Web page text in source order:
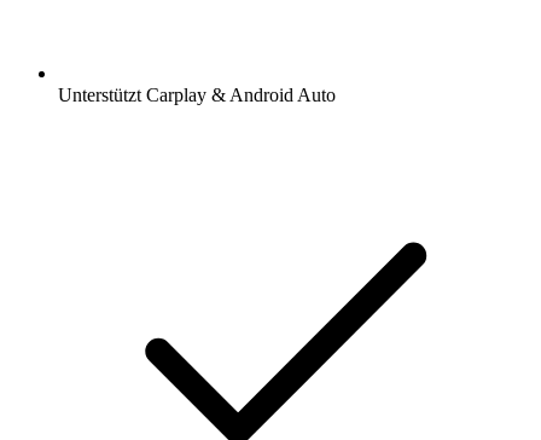
Unterstützt Carplay & Android Auto